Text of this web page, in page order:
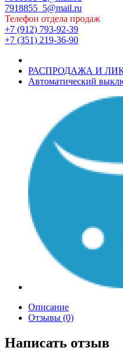
7918855_5@mail.ru
Телефон отдела продаж
+7 (912) 793-92-39
+7 (351) 219-36-90
РАСПРОДАЖА И
Автоматический
Описание
Отзывы (0)
Написать отзыв